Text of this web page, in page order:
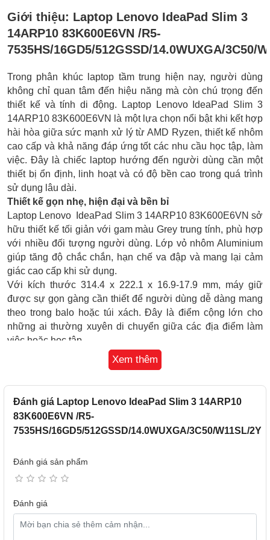
Giới thiệu: Laptop Lenovo IdeaPad Slim 3
14ARP10 83K600E6VN /R5-
7535HS/16GD5/512GSSD/14.0WUXGA/3C50/
Trong phân khúc laptop tầm trung hiện nay, người dùng
không chỉ quan tâm đến hiệu năng mà còn chú trọng đến
thiết kế và tính di động. Laptop Lenovo IdeaPad Slim 3
14ARP10 83K600E6VN là một lựa chọn nổi bật khi kết hợp
hài hòa giữa sức mạnh xử lý từ AMD Ryzen, thiết kế nhôm
cao cấp và khả năng đáp ứng tốt các nhu cầu học tập, làm
việc. Đây là chiếc laptop hướng đến người dùng cần một
thiết bị ổn định, linh hoạt và có độ bền cao trong quá trình
sử dụng lâu dài.
Thiết kế gọn nhẹ, hiện đại và bền bỉ
Laptop Lenovo IdeaPad Slim 3 14ARP10 83K600E6VN sở
hữu thiết kế tối giản với gam màu Grey trung tính, phù hợp
với nhiều đối tượng người dùng. Lớp vỏ nhôm Aluminium
giúp tăng độ chắc chắn, hạn chế va đập và mang lại cảm
giác cao cấp khi sử dụng.
Với kích thước 314.4 x 222.1 x 16.9-17.9 mm, máy giữ
được sự gọn gàng cần thiết để người dùng dễ dàng mang
theo trong balo hoặc túi xách. Đây là điểm cộng lớn cho
những ai thường xuyên di chuyển giữa các địa điểm làm
việc hoặc học tập.
Xem thêm
Đánh giá Laptop Lenovo IdeaPad Slim 3 14ARP10
83K600E6VN /R5-
7535HS/16GD5/512GSSD/14.0WUXGA/3C50/W11SL/2Y
Đánh giá sản phẩm
Đánh giá